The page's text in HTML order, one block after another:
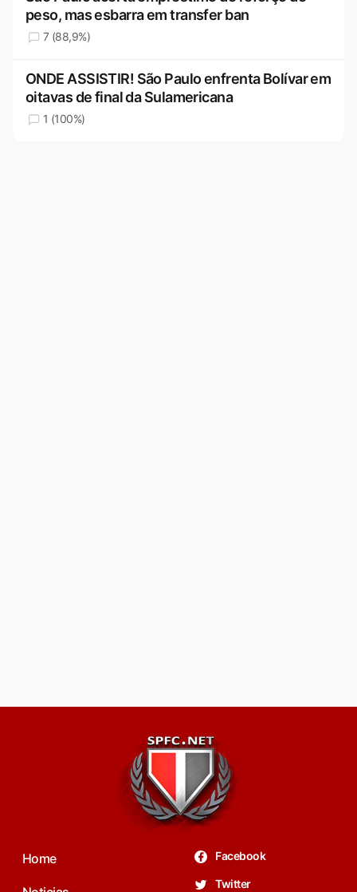
peso, mas esbarra em transfer ban
7 (88,9%)
ONDE ASSISTIR! São Paulo enfrenta Bolívar em
oitavas de final da Sulamericana
1 (100%)
Home Facebook
Twitter